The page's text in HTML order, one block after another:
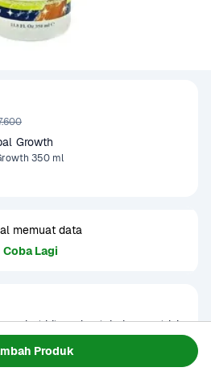
Produk
Growth
350 ml
memuat data
Coba Lagi
rambut hitam dan tebal, menutrisi
ditata dan berkilau.